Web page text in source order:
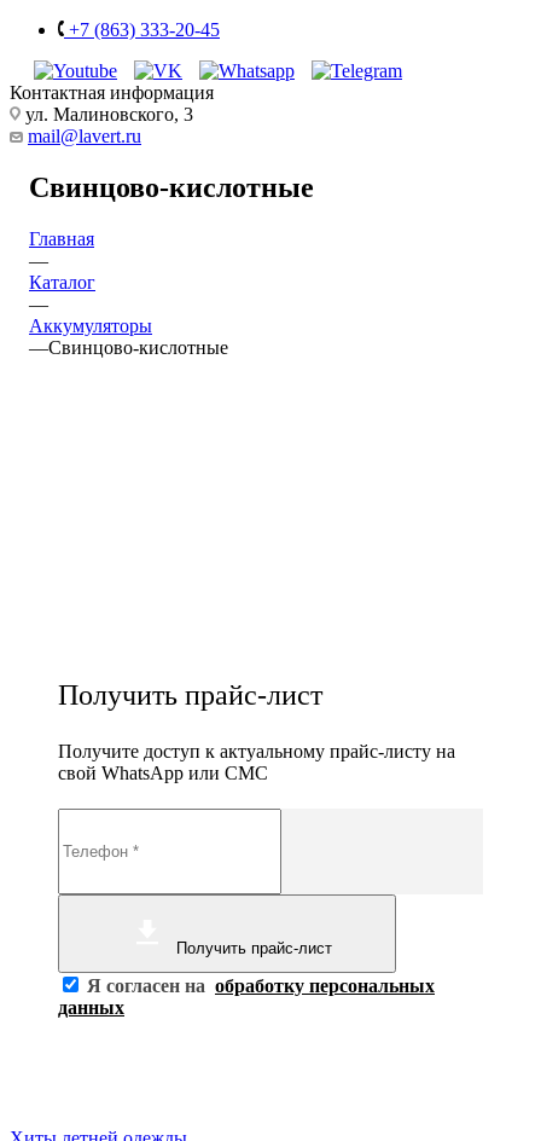
+7 (863) 333-20-45
Контактная информация
ул. Малиновского, 3
mail@lavert.ru
Свинцово-кислотные
Главная
—
Каталог
—
Аккумуляторы
—Свинцово-кислотные
Получить прайс-лист
Получите доступ к актуальному прайс-листу на
свой WhatsApp или СМС
Получить прайс-лист
Я согласен на обработку персональных
данных